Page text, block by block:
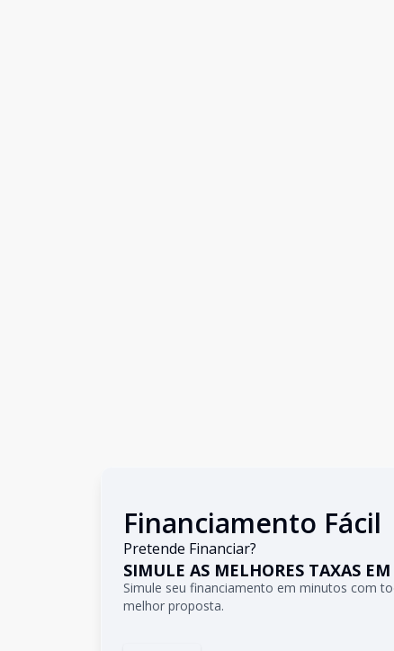
Financiamento Fácil
Pretende Financiar?
SIMULE AS MELHORES TAXAS
Simule seu financiamento em minutos com
melhor proposta.